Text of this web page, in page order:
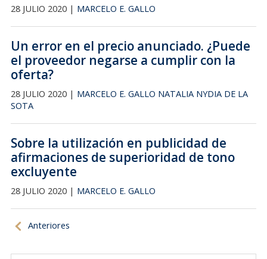
28 JULIO 2020 | MARCELO E. GALLO
Un error en el precio anunciado. ¿Puede
el proveedor negarse a cumplir con la
oferta?
28 JULIO 2020 | MARCELO E. GALLO NATALIA NYDIA DE LA
SOTA
Sobre la utilización en publicidad de
afirmaciones de superioridad de tono
excluyente
28 JULIO 2020 | MARCELO E. GALLO
Anteriores